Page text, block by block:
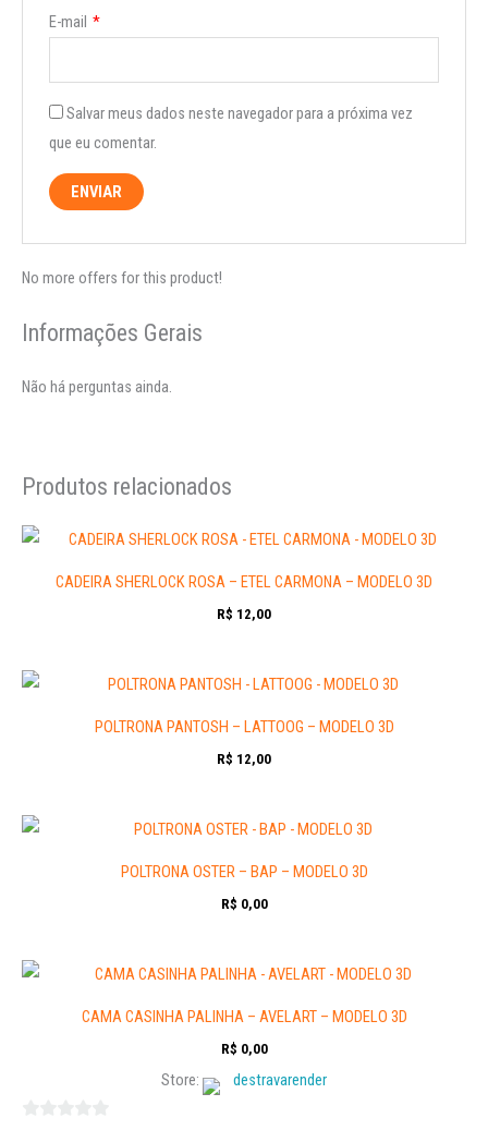
E-mail *
Salvar meus dados neste navegador para a próxima vez
que eu comentar.
No more offers for this product!
Informações Gerais
Não há perguntas ainda.
Produtos relacionados
CADEIRA SHERLOCK ROSA – ETEL CARMONA – MODELO 3D
R$ 12,00
POLTRONA PANTOSH – LATTOOG – MODELO 3D
R$ 12,00
POLTRONA OSTER – BAP – MODELO 3D
R$ 0,00
CAMA CASINHA PALINHA – AVELART – MODELO 3D
R$ 0,00
Store: destravarender